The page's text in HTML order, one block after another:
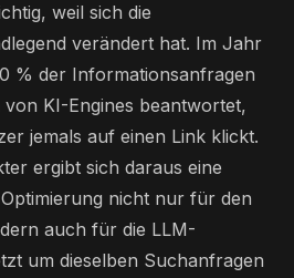
weil sich die
verändert hat. Im Jahr
% der Informationsanfragen
KI-Engines beantwortet,
jemals auf einen Link klickt.
ergibt sich daraus eine
nicht nur für den
auch für die LLM-
um dieselben Suchanfragen